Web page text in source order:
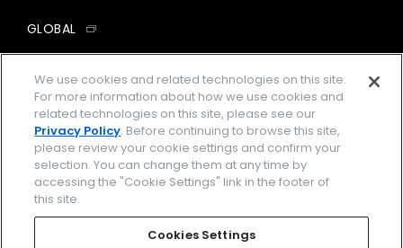
GLOBAL
facebookinstagramtwitter
企業情報 ご利用規約
プライバシーポリシー Cookies Settings
We use cookies and related technologies on this site.
For more information about how we use cookies and
related technologies on this site, please see our
Privacy Policy. Before continuing to browse this site,
please review your cookie settings and confirm your
selection. You can change them at any time by
accessing the "Cookie Settings" link in the footer of
this site.
Cookies Settings